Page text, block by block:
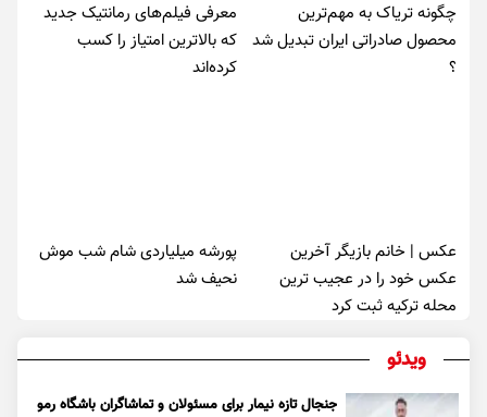
چگونه تریاک به مهم‌ترین
محصول صادراتی ایران تبدیل شد
؟
معرفی فیلم‌های رمانتیک جدید
که بالاترین امتیاز را کسب
کرده‌اند
عکس | خانم بازیگر آخرین
عکس خود را در عجیب ترین
محله ترکیه ثبت کرد
پورشه میلیاردی شام شب موش‌
نحیف شد
ویدئو
جنجال تازه نیمار برای مسئولان و تماشاگران باشگاه رمو